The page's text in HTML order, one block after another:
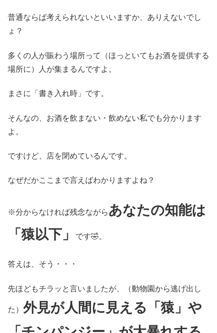
普通ならば考えられないといいますか、ありえないでし
ょ？
多くの人が賑わう場所って（ほっといてもお酒を提供する
場所に）人が集まるんですよ。
まさに「書き入れ時」です。
そんなの、お酒を飲まない・飲めない私でも分かります
よ。
ですけど、店を閉めているんです。
なぜだかここまで言えばわかりますよね？
※分からなければ残念ながらあなたの知能は
「猿以下」
です🤣。
答えは、そう・・・
先ほどもチラッと言いましたが、（動物園から逃げ出し
た） 外見が人間に見える「猿」や